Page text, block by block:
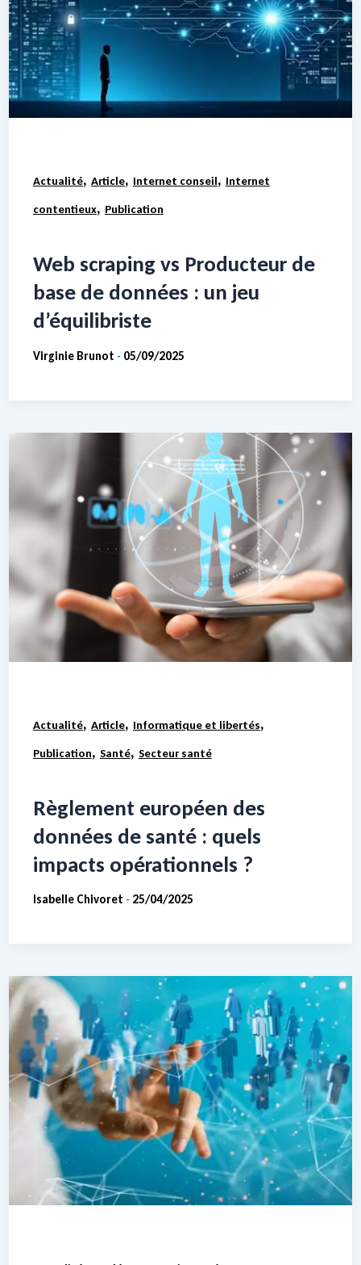
Actualité, Article, Internet conseil, Internet
contentieux, Publication
Web scraping vs Producteur de
base de données : un jeu
d’équilibriste
Virginie Brunot - 05/09/2025
Actualité, Article, Informatique et libertés,
Publication, Santé, Secteur santé
Règlement européen des
données de santé : quels
impacts opérationnels ?
Isabelle Chivoret - 25/04/2025